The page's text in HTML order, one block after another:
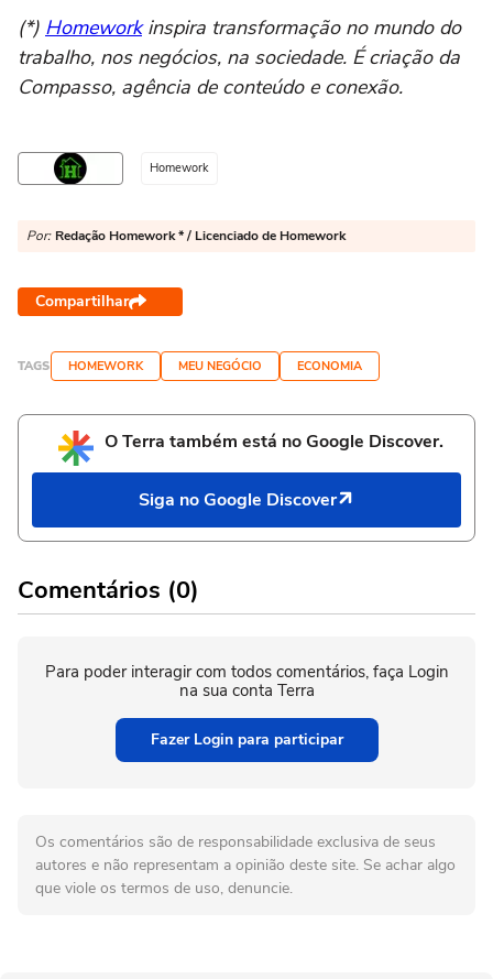
(*) Homeworkinspira transformação no mundo do
trabalho, nos negócios, na sociedade. É criação da
Compasso, agência de conteúdo e conexão.
Homework
Por: Redação Homework * / Licenciado de Homework
Compartilhar
TAGS HOMEWORK MEU NEGÓCIO ECONOMIA
O Terra também está no Google Discover.
Siga no Google Discover
Comentários (0)
Para poder interagir com todos comentários, faça Login
na sua conta Terra
Fazer Login para participar
Os comentários são de responsabilidade exclusiva de seus
autores e não representam a opinião deste site. Se achar algo
que viole os termos de uso, denuncie.